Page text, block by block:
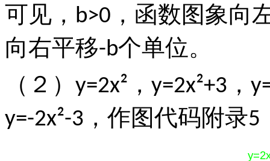
可见， b>0 ，函数图象向
向右平移-b个单位。
（２） y=2x² ， y=2x²+3 ，
y=-2x²-3 ，作图代码附录5